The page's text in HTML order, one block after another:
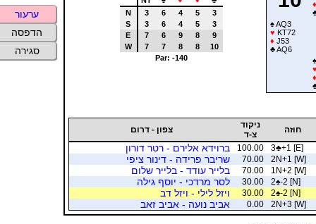
♦
♠AQ3
♥ KT72
♦ J53
♣AQ6
♠
♦
N
3 6 4 5
3
S
3 6 4 5
3
E
7 6 9 8
9
W
7 7 8 8
10
Par: -140
חוזה
ניקוד
צ-ד
צפון - דרום
3♣+1 [E]
100.00 ברוידא אלירם - רטר דורון
2N+1 [W]
70.00 שריבר פרידה - דינור ציפי
1N+2 [W]
70.00 בלייר עודד - בלייר שלום
2♠-2 [N]
30.00 לסר מרדכי - יוסף גילה
2♠-2 [N]
30.00 ויזל לילי - ויזל דב
2N+3 [W]
0.00 אביב נועה - אביב זאב
ערעור
הדפסה
סגירה